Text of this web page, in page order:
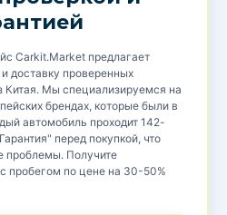
Carkit.Market предлагает
доставку проверенных
Китая. Мы специализируемся на
брендах, которые были в
автомобиль проходит 142-
перед покупкой, что
проблемы. Получите
пробегом по цене на 30-50%